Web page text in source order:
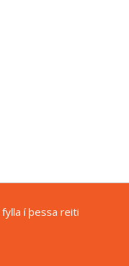
í þessa reiti